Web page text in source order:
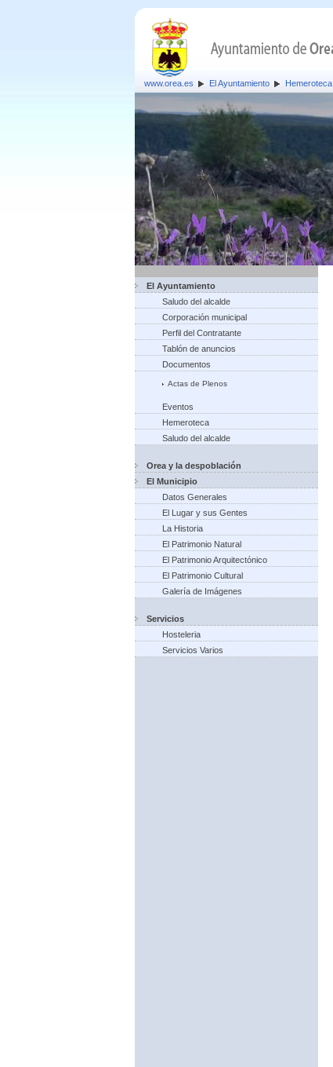
www.orea.es El Ayuntamiento Hemeroteca
El Ayuntamiento
Saludo del alcalde
Corporación municipal
Perfil del Contratante
Tablón de anuncios
Documentos
Actas de Plenos
Eventos
Hemeroteca
Saludo del alcalde
Orea y la despoblación
El Municipio
Datos Generales
El Lugar y sus Gentes
La Historia
El Patrimonio Natural
El Patrimonio Arquitectónico
El Patrimonio Cultural
Galería de Imágenes
Servicios
Hosteleria
Servicios Varios